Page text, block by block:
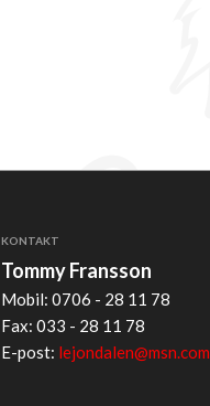
KONTAKT
Tommy Fransson
Mobil: 0706 - 28 11 78
Fax: 033 - 28 11 78
E-post: lejondalen@msn.com